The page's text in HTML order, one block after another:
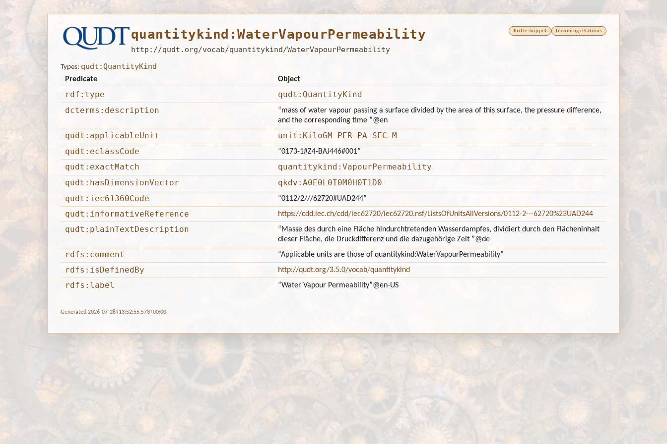
quantitykind:WaterVapourPermeability
http://qudt.org/vocab/quantitykind/WaterVapourPermeability
Turtle snippet Incoming relations
Types: qudt:QuantityKind
Predicate Object
rdf:type
qudt:QuantityKind
dcterms:description
“mass of water vapour passing a surface divided by the area of this surface, the pressure difference,
and the corresponding time ”@en
qudt:applicableUnit
unit:KiloGM-PER-PA-SEC-M
qudt:eclassCode
“0173-1#Z4-BAJ446#001”
qudt:exactMatch
quantitykind:VapourPermeability
qudt:hasDimensionVector
qkdv:A0E0L0I0M0H0T1D0
qudt:iec61360Code
“0112/2///62720#UAD244”
qudt:informativeReference https://cdd.iec.ch/cdd/iec62720/iec62720.nsf/ListsOfUnitsAllVersions/0112-2---62720%23UAD244
qudt:plainTextDescription
“Masse des durch eine Fläche hindurchtretenden Wasserdampfes, dividiert durch den Flächeninhalt
dieser Fläche, die Druckdifferenz und die dazugehörige Zeit ”@de
rdfs:comment “Applicable units are those of quantitykind:WaterVapourPermeability”
rdfs:isDefinedBy http://qudt.org/3.5.0/vocab/quantitykind
rdfs:label “Water Vapour Permeability”@en-US
Generated 2026-07-28T13:52:55.573+00:00